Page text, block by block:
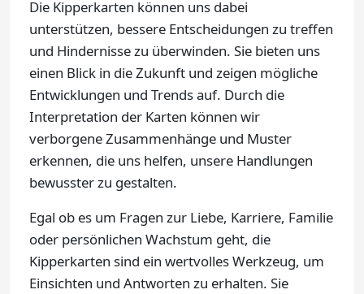
Die Kipperkarten können uns dabei
unterstützen, bessere Entscheidungen zu treffen
und Hindernisse zu überwinden. Sie bieten uns
einen Blick in die Zukunft und zeigen mögliche
Entwicklungen und Trends auf. Durch die
Interpretation der Karten können wir
verborgene Zusammenhänge und Muster
erkennen, die uns helfen, unsere Handlungen
bewusster zu gestalten.
Egal ob es um Fragen zur Liebe, Karriere, Familie
oder persönlichen Wachstum geht, die
Kipperkarten sind ein wertvolles Werkzeug, um
Einsichten und Antworten zu erhalten. Sie